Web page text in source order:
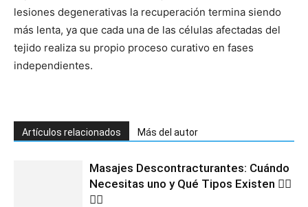
lesiones degenerativas la recuperación termina siendo
más lenta, ya que cada una de las células afectadas del
tejido realiza su propio proceso curativo en fases
independientes.
Artículos relacionados Más del autor
Masajes Descontracturantes: Cuándo
Necesitas uno y Qué Tipos Existen 💆‍♂️
💆‍♀️